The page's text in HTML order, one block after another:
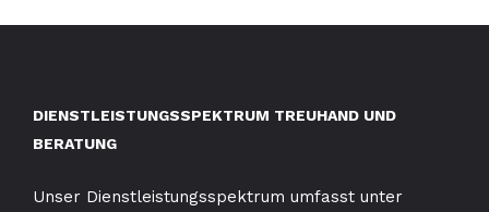
DIENSTLEISTUNGSSPEKTRUM TREUHAND UND
BERATUNG
Unser Dienstleistungsspektrum umfasst unter